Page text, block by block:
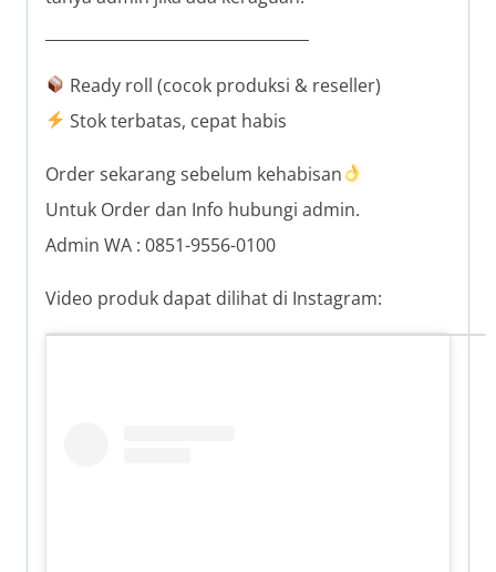
Ready roll (cocok produksi & reseller)
Stok terbatas, cepat habis
Order sekarang sebelum kehabisan
Untuk Order dan Info hubungi admin.
Admin WA : 0851-9556-0100
Video produk dapat dilihat di Instagram: